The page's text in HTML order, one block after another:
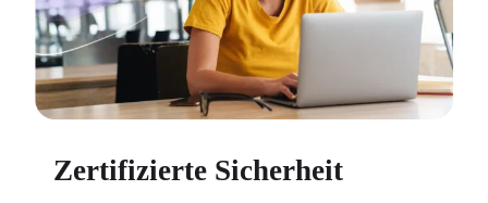
Zertifizierte Sicherheit